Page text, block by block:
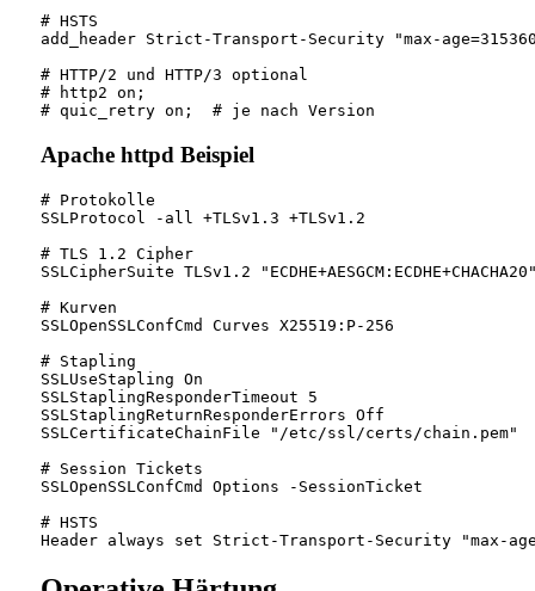
# HSTS
add_header Strict-Transport-Security "max-
# HTTP/2 und HTTP/3 optional
# http2 on;
Apache httpd Beispiel
# Protokolle
SSLProtocol -all +TLSv1.3 +TLSv1.2
# TLS 1.2 Cipher
SSLCipherSuite TLSv1.2
# Kurven
SSLOpenSSLConfCmd Curves X25519:P-256
# Stapling
SSLUseStapling On
SSLStaplingResponderTimeout 5
SSLStaplingReturnResponderErrors Off
SSLCertificateChainFile "/etc/ssl/certs/chain.pem"
# Session Tickets
SSLOpenSSLConfCmd Options -SessionTicket
# HSTS